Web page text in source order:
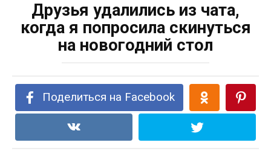
Друзья удалились из чата,
когда я попросила скинуться
на новогодний стол
Поделиться на Facebook